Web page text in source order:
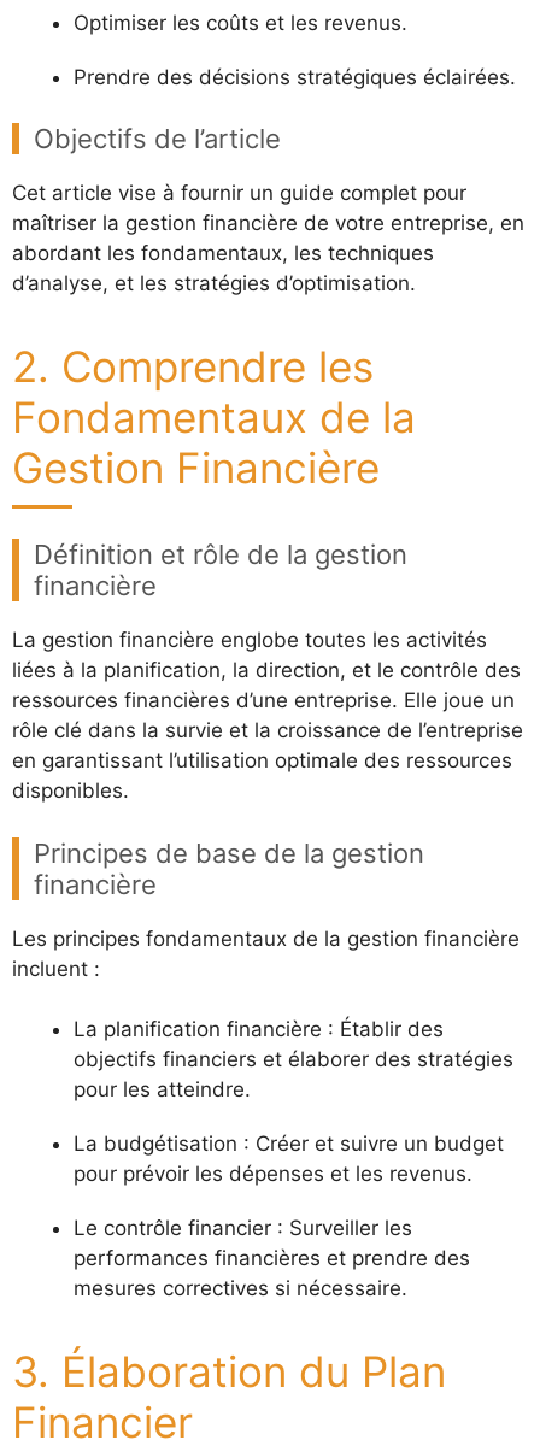
Optimiser les coûts et les revenus.
Prendre des décisions stratégiques éclairées.
Objectifs de l’article
Cet article vise à fournir un guide complet pour
maîtriser la gestion financière de votre entreprise, en
abordant les fondamentaux, les techniques
d’analyse, et les stratégies d’optimisation.
2. Comprendre les
Fondamentaux de la
Gestion Financière
Définition et rôle de la gestion
financière
La gestion financière englobe toutes les activités
liées à la planification, la direction, et le contrôle des
ressources financières d’une entreprise. Elle joue un
rôle clé dans la survie et la croissance de l’entreprise
en garantissant l’utilisation optimale des ressources
disponibles.
Principes de base de la gestion
financière
Les principes fondamentaux de la gestion financière
incluent :
La planification financière : Établir des
objectifs financiers et élaborer des stratégies
pour les atteindre.
La budgétisation : Créer et suivre un budget
pour prévoir les dépenses et les revenus.
Le contrôle financier : Surveiller les
performances financières et prendre des
mesures correctives si nécessaire.
3. Élaboration du Plan
Financier